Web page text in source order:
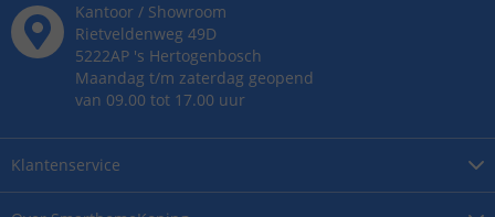
Klantenservice
Kantoor / Showroom
Rietveldenweg 49D
5222AP 's Hertogenbosch
Maandag t/m zaterdag geopend
van 09.00 tot 17.00 uur